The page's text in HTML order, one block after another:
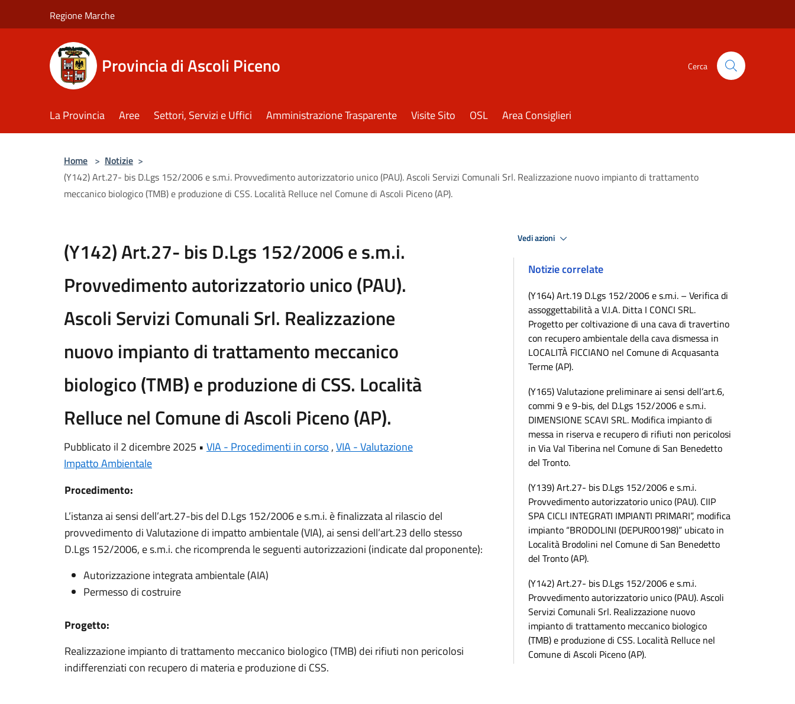
Regione Marche
Provincia di Ascoli Piceno Cerca
La Provincia Aree Settori, Servizi e Uffici Amministrazione Trasparente Visite Sito OSL Area Consiglieri
Home > Notizie >
(Y142) Art.27- bis D.Lgs 152/2006 e s.m.i. Provvedimento autorizzatorio unico (PAU). Ascoli Servizi Comunali Srl. Realizzazione nuovo impianto di trattamento
meccanico biologico (TMB) e produzione di CSS. Località Relluce nel Comune di Ascoli Piceno (AP).
(Y142) Art.27- bis D.Lgs 152/2006 e s.m.i.
Provvedimento autorizzatorio unico (PAU).
Ascoli Servizi Comunali Srl. Realizzazione
nuovo impianto di trattamento meccanico
biologico (TMB) e produzione di CSS. Località
Relluce nel Comune di Ascoli Piceno (AP).
Pubblicato il 2 dicembre 2025 • VIA - Procedimenti in corso ,VIA - Valutazione
Impatto Ambientale
Procedimento:
L’istanza ai sensi dell’art.27-bis del D.Lgs 152/2006 e s.m.i. è finalizzata al rilascio del
provvedimento di Valutazione di impatto ambientale (VIA), ai sensi dell’art.23 dello stesso
D.Lgs 152/2006, e s.m.i. che ricomprenda le seguenti autorizzazioni (indicate dal proponente):
Autorizzazione integrata ambientale (AIA)
Permesso di costruire
Progetto:
Realizzazione impianto di trattamento meccanico biologico (TMB) dei rifiuti non pericolosi
indifferenziati con recupero di materia e produzione di CSS.
Vedi azioni
Notizie correlate
(Y164) Art.19 D.Lgs 152/2006 e s.m.i. – Verifica di
assoggettabilità a V.I.A. Ditta I CONCI SRL.
Progetto per coltivazione di una cava di travertino
con recupero ambientale della cava dismessa in
LOCALITÀ FICCIANO nel Comune di Acquasanta
Terme (AP).
(Y165) Valutazione preliminare ai sensi dell’art.6,
commi 9 e 9-bis, del D.Lgs 152/2006 e s.m.i.
DIMENSIONE SCAVI SRL. Modifica impianto di
messa in riserva e recupero di rifiuti non pericolosi
in Via Val Tiberina nel Comune di San Benedetto
del Tronto.
(Y139) Art.27- bis D.Lgs 152/2006 e s.m.i.
Provvedimento autorizzatorio unico (PAU). CIIP
SPA CICLI INTEGRATI IMPIANTI PRIMARI”, modifica
impianto “BRODOLINI (DEPUR00198)” ubicato in
Località Brodolini nel Comune di San Benedetto
del Tronto (AP).
(Y142) Art.27- bis D.Lgs 152/2006 e s.m.i.
Provvedimento autorizzatorio unico (PAU). Ascoli
Servizi Comunali Srl. Realizzazione nuovo
impianto di trattamento meccanico biologico
(TMB) e produzione di CSS. Località Relluce nel
Comune di Ascoli Piceno (AP).